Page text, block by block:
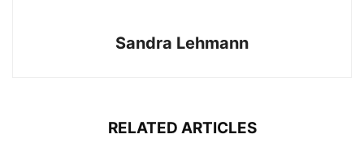
Sandra Lehmann
RELATED ARTICLES